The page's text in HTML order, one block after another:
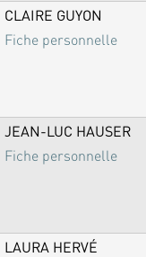
CLAIRE GUYON
Fiche personnelle
JEAN-LUC HAUSER
Fiche personnelle
LAURA HERVÉ